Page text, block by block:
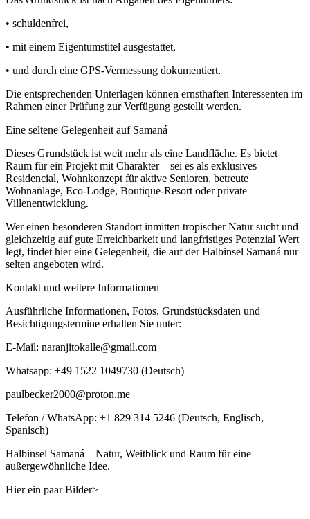
• schuldenfrei,
• mit einem Eigentumstitel ausgestattet,
• und durch eine GPS-Vermessung dokumentiert.
Die entsprechenden Unterlagen können ernsthaften Interessenten im
Rahmen einer Prüfung zur Verfügung gestellt werden.
Eine seltene Gelegenheit auf Samaná
Dieses Grundstück ist weit mehr als eine Landfläche. Es bietet
Raum für ein Projekt mit Charakter – sei es als exklusives
Residencial, Wohnkonzept für aktive Senioren, betreute
Wohnanlage, Eco-Lodge, Boutique-Resort oder private
Villenentwicklung.
Wer einen besonderen Standort inmitten tropischer Natur sucht und
gleichzeitig auf gute Erreichbarkeit und langfristiges Potenzial Wert
legt, findet hier eine Gelegenheit, die auf der Halbinsel Samaná nur
selten angeboten wird.
Kontakt und weitere Informationen
Ausführliche Informationen, Fotos, Grundstücksdaten und
Besichtigungstermine erhalten Sie unter:
E-Mail: naranjitokalle@gmail.com
Whatsapp: +49 1522 1049730 (Deutsch)
paulbecker2000@proton.me
Telefon / WhatsApp: +1 829 314 5246 (Deutsch, Englisch,
Spanisch)
Halbinsel Samaná – Natur, Weitblick und Raum für eine
außergewöhnliche Idee.
Hier ein paar Bilder>